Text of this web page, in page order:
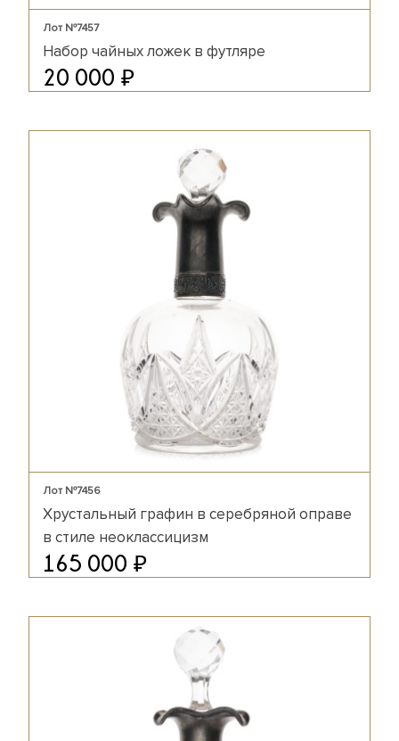
Лот №7457
Набор чайных ложек в футляре
20 000 ₽
Лот №7456
Хрустальный графин в серебряной оправе
в стиле неоклассицизм
165 000 ₽